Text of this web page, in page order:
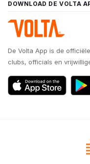
DOWNLOAD DE VOLTA
De Volta App is de
clubs, officials en